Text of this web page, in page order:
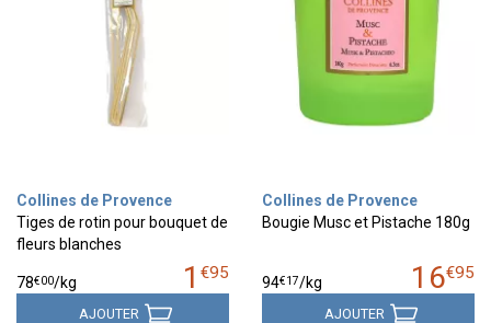
Collines de Provence
Tiges de rotin pour bouquet de
fleurs blanches
1 €95
78€00/kg
AJOUTER
Collines de Provence
Bougie Musc et Pistache 180g
16€95
94€17/kg
AJOUTER